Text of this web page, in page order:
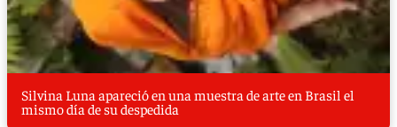
Silvina Luna apareció en una muestra de arte en Brasil el
mismo día de su despedida